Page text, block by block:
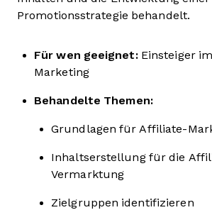
Promotionsstrategie behandelt.
Für wen geeignet:Einsteiger
Marketing
Behandelte Themen:
Grundlagen für Affiliate-
Inhaltserstellung für die
Vermarktung
Zielgruppen identifizieren